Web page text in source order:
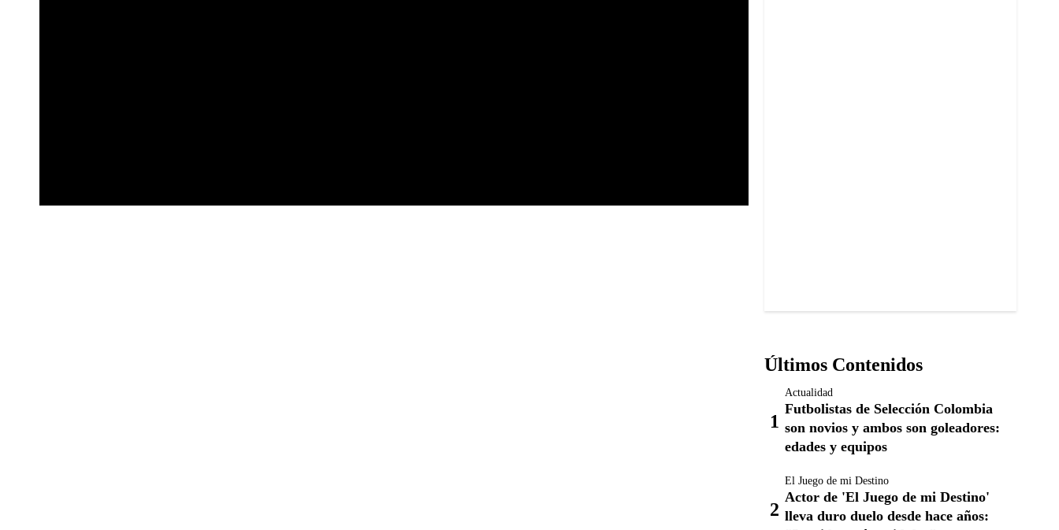
Últimos Contenidos
Actualidad
Futbolistas de Selección Colombia
son novios y ambos son goleadores:
edades y equipos
El Juego de mi Destino
Actor de 'El Juego de mi Destino'
lleva duro duelo desde hace años: